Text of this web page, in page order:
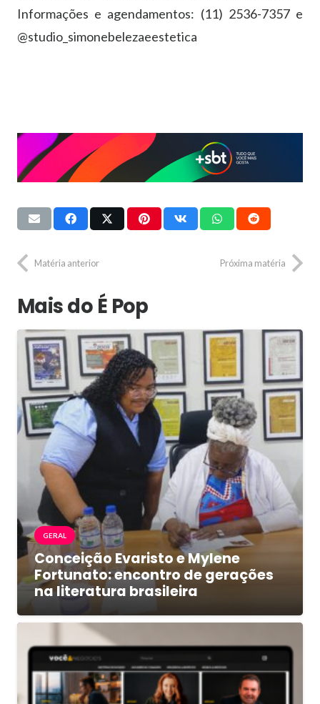
Informações e agendamentos: (11) 2536-7357 e
@studio_simonebelezaeestetica
Matéria anterior Próxima matéria
Mais do É Pop
GERAL
Conceição Evaristo e Mylene
Fortunato: encontro de gerações
na literatura brasileira